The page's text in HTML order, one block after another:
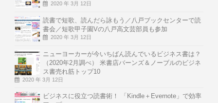
2020 年 3月 12日
読書で短歌、読んだら詠もう／八戸ブックセンターで読
書会／短歌甲子園Vの八戸高文芸部員も参加
2020 年 3月 12日
ニューヨーカーが今いちばん読んでいるビジネス書は？
（2020年2月調べ） 米書店バーンズ＆ノーブルのビジネ
ス書売れ筋トップ10
2020 年 3月 12日
ビジネスに役立つ読書術！ 「Kindle＋Evernote」で効率